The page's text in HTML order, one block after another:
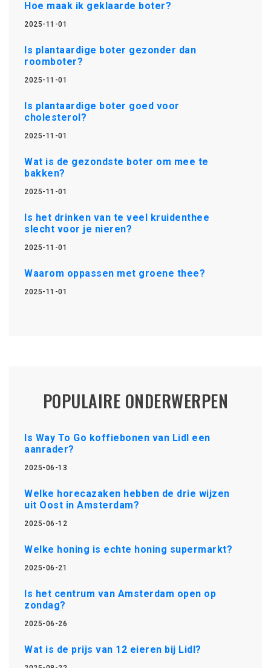
Hoe maak ik geklaarde boter?
2025-11-01
Is plantaardige boter gezonder dan
roomboter?
2025-11-01
Is plantaardige boter goed voor
cholesterol?
2025-11-01
Wat is de gezondste boter om mee te
bakken?
2025-11-01
Is het drinken van te veel kruidenthee
slecht voor je nieren?
2025-11-01
Waarom oppassen met groene thee?
2025-11-01
POPULAIRE ONDERWERPEN
Is Way To Go koffiebonen van Lidl een
aanrader?
2025-06-13
Welke horecazaken hebben de drie wijzen
uit Oost in Amsterdam?
2025-06-12
Welke honing is echte honing supermarkt?
2025-06-21
Is het centrum van Amsterdam open op
zondag?
2025-06-26
Wat is de prijs van 12 eieren bij Lidl?